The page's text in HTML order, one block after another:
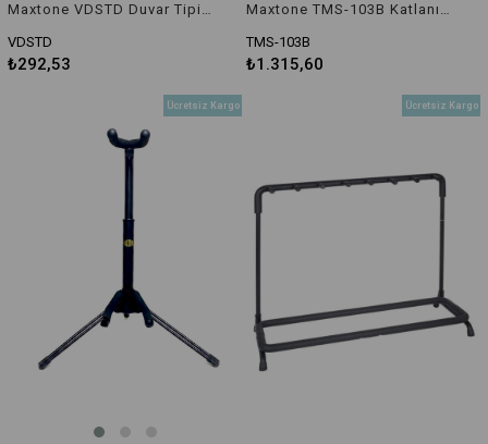
Maxtone VDSTD Duvar Tipi Vidalı Keman Standı
VDSTD
₺292,53
Maxtone TMS-103B Katlanır Nota Sehpası (Kılıflı)
TMS-103B
₺1.315,60
Ücretsiz Kargo Ücretsiz Kargo